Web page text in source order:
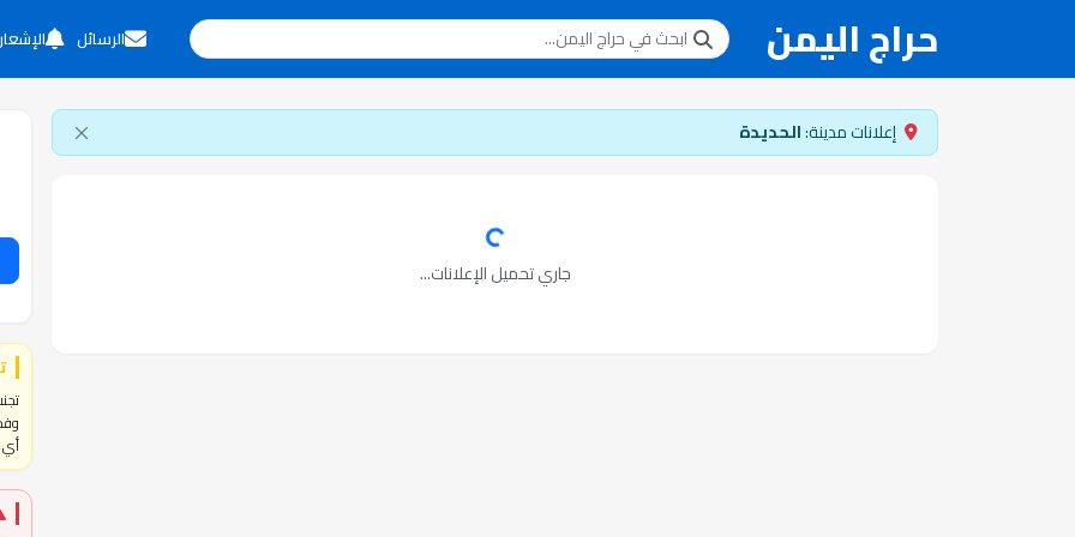
حراج اليمن الرسائل
إعلانات مدينة:الحديدة
جاري تحميل الإعلانات...
أي